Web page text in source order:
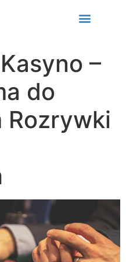
–
do
Rozrywki